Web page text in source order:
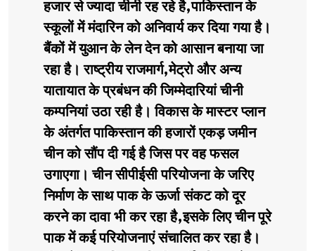
हजार से ज्यादा चीनी रह रहे है,पाकिस्तान के
स्कूलों में मंदारिन को अनिवार्य कर दिया गया है।
बैंकों में युआन के लेन देन को आसान बनाया जा
रहा है। राष्ट्रीय राजमार्ग,मेट्रो और अन्य
यातायात के प्रबंधन की जिम्मेदारियां चीनी
कम्पनियां उठा रही है। विकास के मास्टर प्लान
के अंतर्गत पाकिस्तान की हजारों एकड़ जमीन
चीन को सौंप दी गई है जिस पर वह फसल
उगाएगा। चीन सीपीईसी परियोजना के जरिए
निर्माण के साथ पाक के ऊर्जा संकट को दूर
करने का दावा भी कर रहा है,इसके लिए चीन पूरे
पाक में कई परियोजनाएं संचालित कर रहा है।